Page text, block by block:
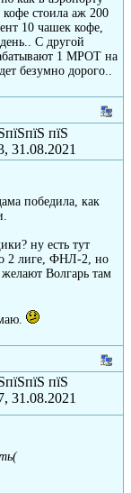
стоила аж 200
10 чашек кофе,
С другой
1 МРОТ на
безумно дорого..
пїЅ
31.08.2021
победила, как
ну есть тут
2 лиге, ФНЛ-2, но
Волгарь там
пїЅ
31.08.2021